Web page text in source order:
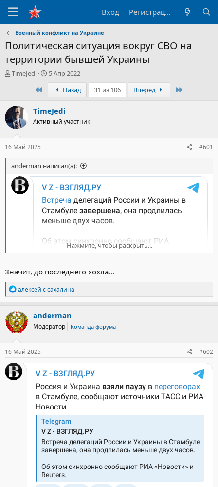
Вход Регистрация
Военный конфликт на Украине
Политическая ситуация вокруг СВО на
территории бывшей Украины
А
р
т
е
м
ы
TimeJedi
Д
а
а
н
а
ч
5 Апр 2022
ПервыйНазад 31 из 106 Вперёд
TimeJedi
Активный участник
16 Май 2025 #601
anderman написал(а):
Нажмите, чтобы раскрыть...
Значит, до последнего хохла...
Р
е
а
к
ц
и
и
:
алексей с сахалина
anderman
Модератор Команда форума
16 Май 2025 #602